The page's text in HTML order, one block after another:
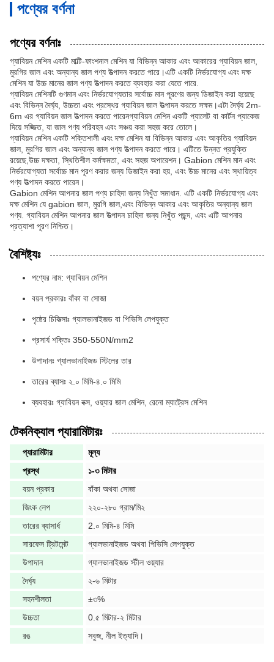
পণ্যের বর্ণনা
পণ্যের বর্ণনাঃ
গ্যাবিয়ন মেশিন একটি মাল্টি-ফাংশনাল মেশিন যা বিভিন্ন আকার এবং আকারের গ্যাবিয়ন জাল,
মুরগির জাল এবং অন্যান্য জাল পণ্য উত্পাদন করতে পারে।এটি একটি নির্ভরযোগ্য এবং দক্ষ
মেশিন যা উচ্চ মানের জাল পণ্য উত্পাদন করতে ব্যবহার করা যেতে পারে.
গ্যাবিয়ন মেশিনটি গুণমান এবং নির্ভরযোগ্যতার সর্বোচ্চ মান পূরণের জন্য ডিজাইন করা হয়েছে
এবং বিভিন্ন দৈর্ঘ্য, উচ্চতা এবং প্রস্থের গ্যাবিয়ন জাল উত্পাদন করতে সক্ষম।এটা দৈর্ঘ্য 2m-
6m এর গ্যাবিয়ন জাল উত্পাদন করতে পারেনগ্যাবিয়ন মেশিন একটি প্যালেট বা কার্টন প্যাকেজ
দিয়ে সজ্জিত, যা জাল পণ্য পরিবহন এবং সঞ্চয় করা সহজ করে তোলে।
গ্যাবিয়ন মেশিন একটি শক্তিশালী এবং দক্ষ মেশিন যা বিভিন্ন আকার এবং আকৃতির গ্যাবিয়ন
জাল, মুরগির জাল এবং অন্যান্য জাল পণ্য উত্পাদন করতে পারে। এটিতে উন্নত প্রযুক্তি
রয়েছে,উচ্চ দক্ষতা, স্থিতিশীল কর্মক্ষমতা, এবং সহজ অপারেশন। Gabion মেশিন মান এবং
নির্ভরযোগ্যতা সর্বোচ্চ মান পূরণ করার জন্য ডিজাইন করা হয়, এবং উচ্চ মানের এবং স্থায়িত্ব
পণ্য উত্পাদন করতে পারেন।
Gabion মেশিন আপনার জাল পণ্য চাহিদা জন্য নিখুঁত সমাধান. এটি একটি নির্ভরযোগ্য এবং
দক্ষ মেশিন যে gabion জাল, মুরগি জাল,এবং বিভিন্ন আকার এবং আকৃতির অন্যান্য জাল
পণ্য. গ্যাবিয়ন মেশিন আপনার জাল উত্পাদন চাহিদা জন্য নিখুঁত পছন্দ, এবং এটি আপনার
প্রত্যাশা পূরণ নিশ্চিত।
বৈশিষ্ট্যঃ
পণ্যের নাম: গ্যাবিয়ন মেশিন
বয়ন প্রকারঃ বাঁকা বা সোজা
পৃষ্ঠের চিকিত্সাঃ গ্যালভানাইজড বা পিভিসি লেপযুক্ত
প্রসার্য শক্তিঃ 350-550N/mm2
উপাদানঃ গ্যালভানাইজড স্টিলের তার
তারের ব্যাসঃ ২.০ মিমি-৪.০ মিমি
ব্যবহারঃ গ্যাবিয়ন বক্স, ওয়্যার জাল মেশিন, রেনো ম্যাট্রেস মেশিন
টেকনিক্যাল প্যারামিটারঃ
প্যারামিটার
মূল্য
প্রস্থ
১-৩ মিটার
বয়ন প্রকার
বাঁকা অথবা সোজা
জিংক লেপ
২২০-২৮০ গ্রাম/মি২
তারের ব্যাসার্ধ
2.০ মিমি-৪ মিমি
সারফেস ট্রিটমেন্ট
গ্যালভানাইজড অথবা পিভিসি লেপযুক্ত
উপাদান
গ্যালভানাইজড স্টীল ওয়্যার
দৈর্ঘ্য
২-৬ মিটার
সহনশীলতা
±৩%
উচ্চতা
0.৫ মিটার-২ মিটার
রঙ
সবুজ, নীল ইত্যাদি।